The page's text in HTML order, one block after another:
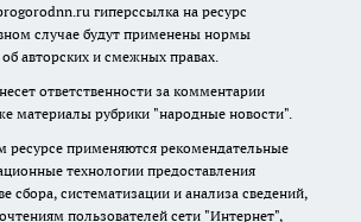
гиперссылка на ресурс
случае будут применены нормы
авторских и смежных правах.
ответственности за комментарии
материалы рубрики "народные новости".
применяются рекомендательные
технологии предоставления
сбора, систематизации и анализа сведений,
пользователей сети "Интернет",